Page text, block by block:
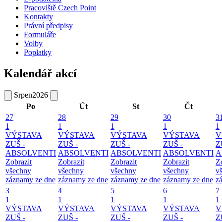
Pracoviště Czech Point
Kontakty
Právní předpisy
Formuláře
Volby
Poplatky
Kalendář akcí
Srpen2026
Po
Út St
Čt
27
1
VÝSTAVA
ZUŠ -
ABSOLVENTI
Zobrazit
všechny
záznamy ze dne
28
1
VÝSTAVA
ZUŠ -
ABSOLVENTI
Zobrazit
všechny
záznamy ze dne
29
1
VÝSTAVA
ZUŠ -
ABSOLVENTI
Zobrazit
všechny
záznamy ze dne
30
1
VÝSTAVA
ZUŠ -
ABSOLVENTI
Zobrazit
všechny
záznamy ze dne
1
3
1
VÝSTAVA
ZUŠ -
4
1
VÝSTAVA
ZUŠ -
5
1
VÝSTAVA
ZUŠ -
6
1
VÝSTAVA
ZUŠ -
7
1